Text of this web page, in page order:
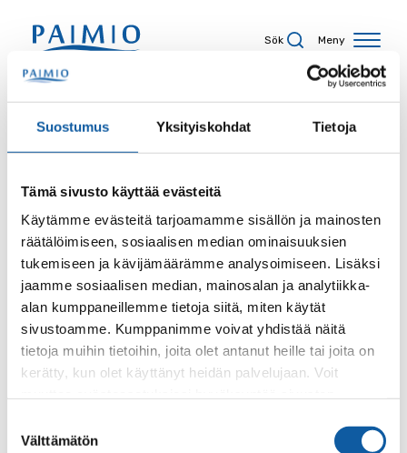
Suostumus Yksityiskohdat Tietoja
Tämä sivusto käyttää evästeitä
Käytämme evästeitä tarjoamamme sisällön ja mainosten
räätälöimiseen, sosiaalisen median ominaisuuksien
tukemiseen ja kävijämäärämme analysoimiseen. Lisäksi
jaamme sosiaalisen median, mainosalan ja analytiikka-
alan kumppaneillemme tietoja siitä, miten käytät
sivustoamme. Kumppanimme voivat yhdistää näitä
tietoja muihin tietoihin, joita olet antanut heille tai joita on
kerätty, kun olet käyttänyt heidän palvelujaan. Voit
valinta
Välttämätön
Sök Meny
Sökresultat
Sökord
Sida
Innehållstyp